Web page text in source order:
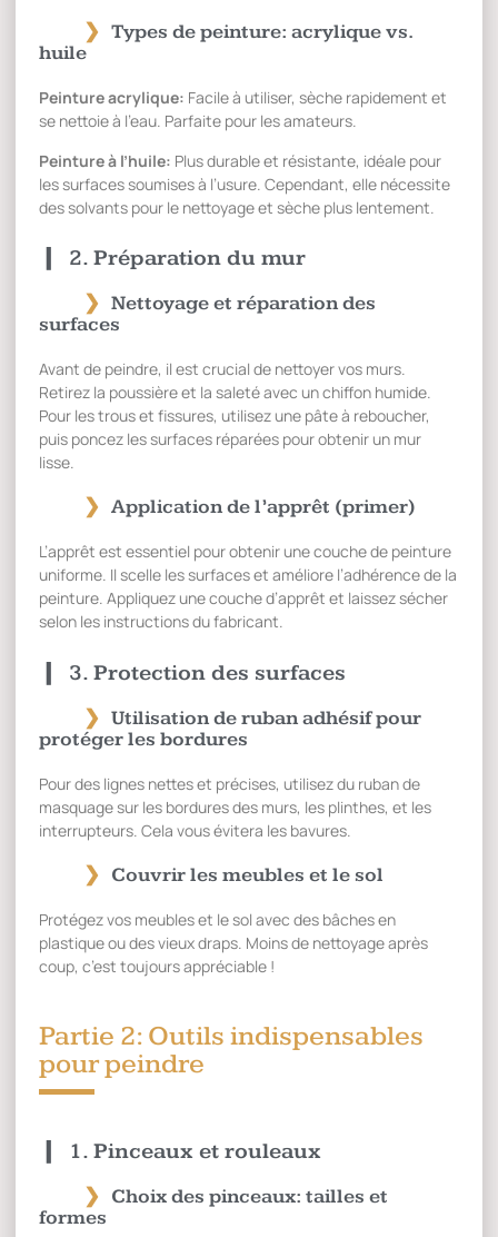
Types de peinture: acrylique vs.
huile
Peinture acrylique: Facile à utiliser, sèche rapidement et
se nettoie à l’eau. Parfaite pour les amateurs.
Peinture à l’huile: Plus durable et résistante, idéale pour
les surfaces soumises à l’usure. Cependant, elle nécessite
des solvants pour le nettoyage et sèche plus lentement.
2. Préparation du mur
Nettoyage et réparation des
surfaces
Avant de peindre, il est crucial de nettoyer vos murs.
Retirez la poussière et la saleté avec un chiffon humide.
Pour les trous et fissures, utilisez une pâte à reboucher,
puis poncez les surfaces réparées pour obtenir un mur
lisse.
Application de l’apprêt (primer)
L’apprêt est essentiel pour obtenir une couche de peinture
uniforme. Il scelle les surfaces et améliore l’adhérence de la
peinture. Appliquez une couche d’apprêt et laissez sécher
selon les instructions du fabricant.
3. Protection des surfaces
Utilisation de ruban adhésif pour
protéger les bordures
Pour des lignes nettes et précises, utilisez du ruban de
masquage sur les bordures des murs, les plinthes, et les
interrupteurs. Cela vous évitera les bavures.
Couvrir les meubles et le sol
Protégez vos meubles et le sol avec des bâches en
plastique ou des vieux draps. Moins de nettoyage après
coup, c’est toujours appréciable !
Partie 2: Outils indispensables
pour peindre
1. Pinceaux et rouleaux
Choix des pinceaux: tailles et
formes